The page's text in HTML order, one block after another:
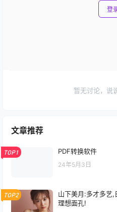
登
暂无讨论，说
文章推荐
TOP1 PDF转换软件
24年5月3日
TOP2
山下美月:多才多艺
理想面孔!